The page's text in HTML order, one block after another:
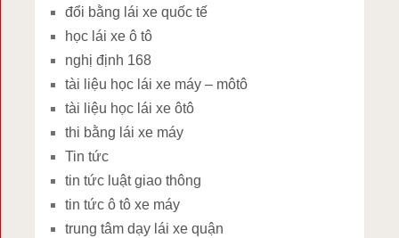
đổi bằng lái xe quốc tế
học lái xe ô tô
nghị định 168
tài liệu học lái xe máy – môtô
tài liệu học lái xe ôtô
thi bằng lái xe máy
Tin tức
tin tức luật giao thông
tin tức ô tô xe máy
trung tâm dạy lái xe quận